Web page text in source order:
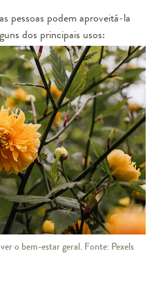
pessoas podem aproveitá-la
dos principais usos:
o bem-estar geral. Fonte: Pexels